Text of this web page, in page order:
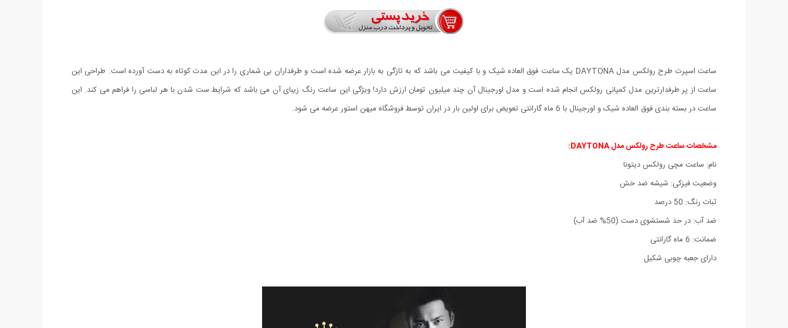
ساعت اسپرت طرح رولکس مدل DAYTONA یک ساعت فوق العاده شیک و با کیفیت می باشد که به تازگی به بازار عرضه شده است و طرفداران بی شماری را در این مدت کوتاه به دست آورده است. طراحی این
ساعت از پر طرفدارترین مدل کمپانی رولکس انجام شده است و مدل اورجینال آن چند میلیون تومان ارزش دارد! ویژگی این ساعت رنگ زیبای آن می باشد که شرایط ست شدن با هر لباسی را فراهم می کند. این
ساعت در بسته بندی فوق العاده شیک و اورجینال با 6 ماه گارانتی تعویض برای اولین بار در ایران توسط فروشگاه میهن استور عرضه می شود.
مشخصات ساعت طرح رولکس مدل DAYTONA:
نام: ساعت مچی رولکس دیتونا
وضعیت فیزکی: شیشه ضد خش
ثبات رنگ: 50 درصد
ضد آب: در حد شستشوی دست (50% ضد آب)
ضمانت: 6 ماه گارانتی
دارای جعبه چوبی شکیل